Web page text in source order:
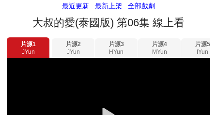
最近更新 最新上架 全部戲劇
大叔的愛(泰國版) 第06集 線上看
片源1
JYun
片源2
JYun
片源3
HYun
片源4
MYun
片源5
IYun